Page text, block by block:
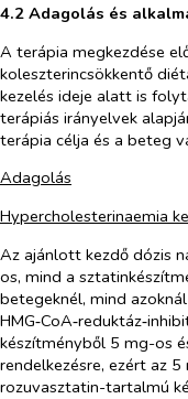
4.2 Adagolás és
A terápia megkezdése
koleszterincsökkentő
kezelés ideje alatt is
terápiás irányelvek
terápia célja és a beteg
Adagolás
Hypercholesterinaemia
Az ajánlott kezdő dózis
os, mind a
betegeknél, mind
készítményből 5 mg-os
rendelkezésre, ezért az
rozuvasztatin-tartalmú